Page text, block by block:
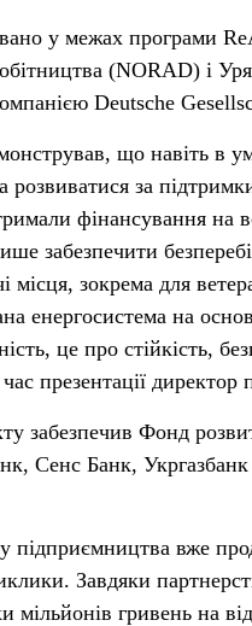
у межах програми
(NORAD) і
Deutsche
що навіть в
розвиватися за
фінансування
забезпечити
місця, зокрема для
енергосистема на
це про стійкість,
час презентації
забезпечив Фонд
Сенс Банк,
підприємництва вже
Завдяки
мільйонів гривень на